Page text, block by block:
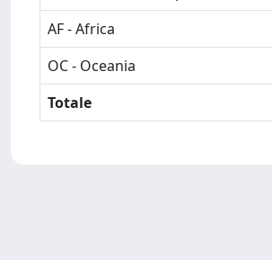
AF - Africa
OC - Oceania
Totale